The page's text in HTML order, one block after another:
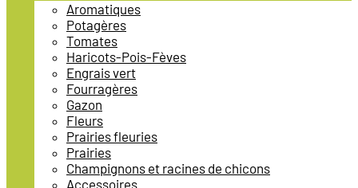
Aromatiques
Potagères
Tomates
Haricots-Pois-Fèves
Engrais vert
Fourragères
Gazon
Fleurs
Prairies fleuries
Prairies
Champignons et racines de chicons
Accessoires